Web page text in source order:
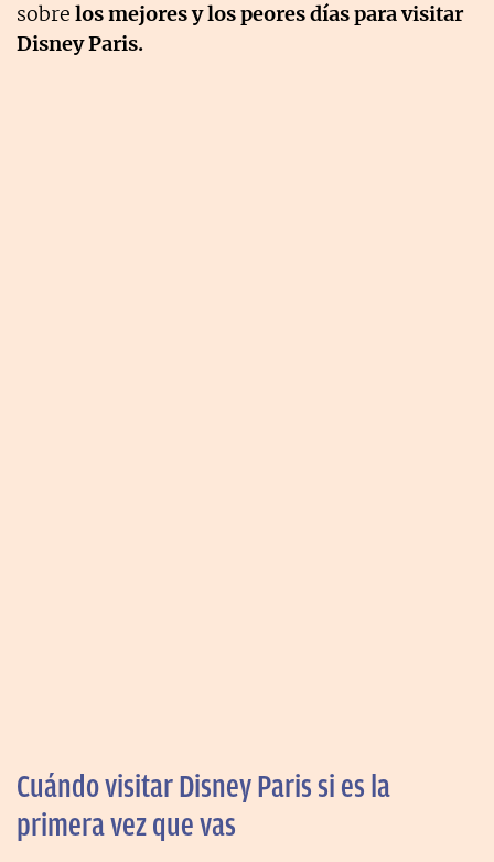
sobre los mejores y los peores días para visitar
Disney Paris.
Cuándo visitar Disney Paris si es la
primera vez que vas